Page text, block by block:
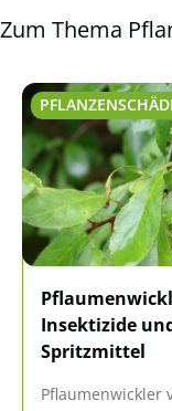
Zum Thema
Insektizide
Spritzmittel
Pflaumenwickler